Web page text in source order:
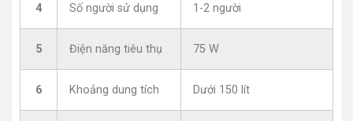
4 Số người sử dụng 1-2 người
5 Điện năng tiêu thụ 75 W
6 Khoảng dung tích Dưới 150 lít